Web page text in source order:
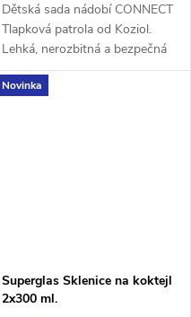
Dětská sada nádobí CONNECT
Tlapková patrola od Koziol.
Lehká, nerozbitná a bezpečná
sada bez BPA pro děti od 6
měsíců.
Novinka
Superglas Sklenice na koktejl
2x300 ml.